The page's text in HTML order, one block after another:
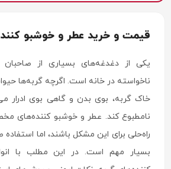
قیمت و خرید عطر و خوشبو
یکی از دغدغه‌های بسیاری از صاحبان
ناخواسته در خانه است. اگرچه گربه‌ها
خاک گربه، بوی بدن و گاهی بوی ادرار
نامطبوع کند. عطر و خوشبو کننده‌های
راه‌حلی برای این مشکل باشند، اما
بسیار مهم است. در این مطلب با